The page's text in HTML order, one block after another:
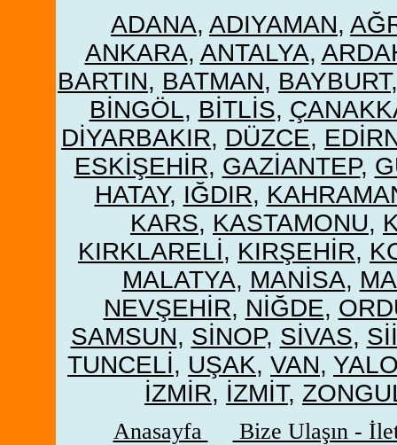
ADANA, ADIYAMAN,
ANKARA, ANTALYA,
BARTIN, BATMAN, BAYBURT
BİNGÖL, BİTLİS,
DİYARBAKIR, DÜZCE,
ESKİŞEHİR, GAZİANTEP,
HATAY, IĞDIR,
KARS, KASTAMONU,
KIRKLARELİ, KIRŞEHİR,
MALATYA, MANİSA,
NEVŞEHİR, NİĞDE,
SAMSUN, SİNOP, SİVAS,
TUNCELİ, UŞAK, VAN,
İZMİR, İZMİT,
Anasayfa
Bize Ulaşın -